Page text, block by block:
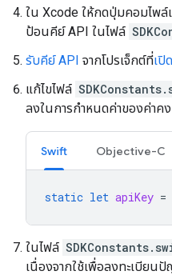
ใน Xcode ให้กดปุ่มคอมไพล์
ป้อนคีย์ API ในไฟล์
รับคีย์ API จากโปรเจ็กต์ที่เปิ
แก้ไขไฟล์
ลงในการกำหนดค่าของค่าค
Swift Objective-C
static let apiKey =
ในไฟล์
เนื่องจากใช้เพื่อลงทะเบียน